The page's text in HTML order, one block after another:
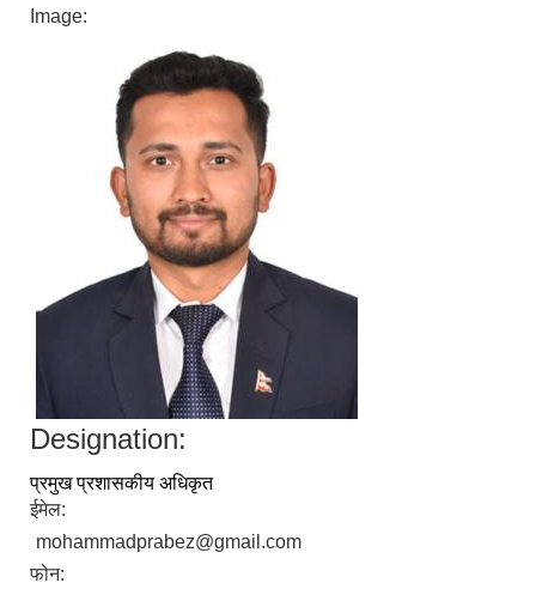
Image:
Designation:
प्रमुख प्रशासकीय अधिकृत
ईमेल:
mohammadprabez@gmail.com
फोन: